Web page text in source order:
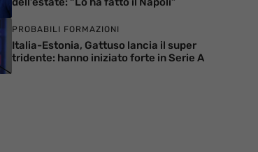
PROBABILI FORMAZIONI
Italia-Estonia, Gattuso lancia il super
tridente: hanno iniziato forte in Serie A